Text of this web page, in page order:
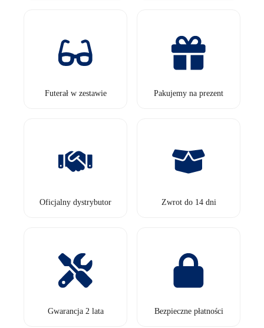
Futerał w zestawie Pakujemy na prezent
Oficjalny dystrybutor Zwrot do 14 dni
Gwarancja 2 lata Bezpieczne płatności